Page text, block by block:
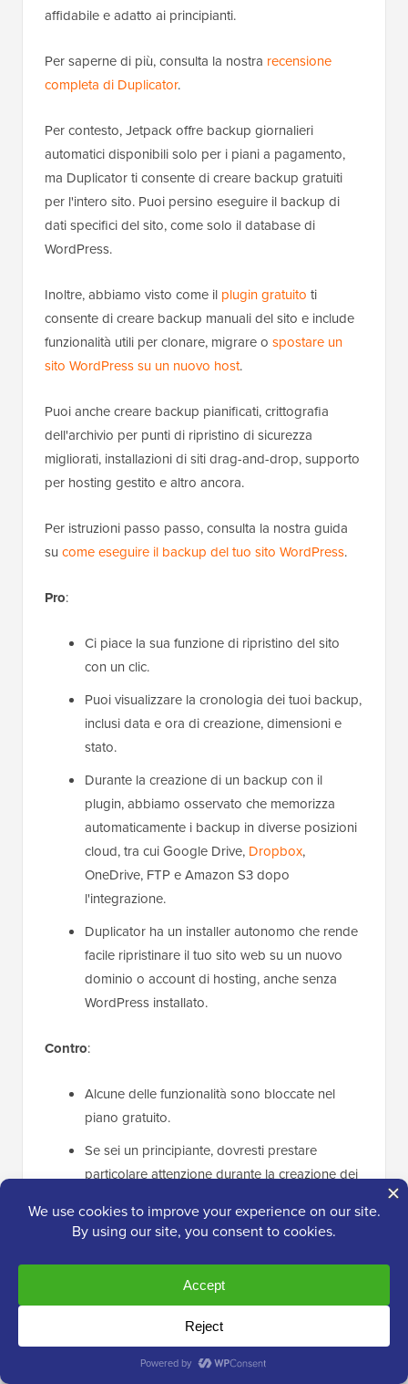
affidabile e adatto ai principianti.
Per saperne di più, consulta la nostra recensione
completa di Duplicator.
Per contesto, Jetpack offre backup giornalieri
automatici disponibili solo per i piani a pagamento,
ma Duplicator ti consente di creare backup gratuiti
per l'intero sito. Puoi persino eseguire il backup di
dati specifici del sito, come solo il database di
WordPress.
Inoltre, abbiamo visto come il plugin gratuito ti
consente di creare backup manuali del sito e include
funzionalità utili per clonare, migrare o spostare un
sito WordPress su un nuovo host.
Puoi anche creare backup pianificati, crittografia
dell'archivio per punti di ripristino di sicurezza
migliorati, installazioni di siti drag-and-drop, supporto
per hosting gestito e altro ancora.
Per istruzioni passo passo, consulta la nostra guida
su come eseguire il backup del tuo sito WordPress.
Pro:
Ci piace la sua funzione di ripristino del sito
con un clic.
Puoi visualizzare la cronologia dei tuoi backup,
inclusi data e ora di creazione, dimensioni e
stato.
Durante la creazione di un backup con il
plugin, abbiamo osservato che memorizza
automaticamente i backup in diverse posizioni
cloud, tra cui Google Drive, Dropbox,
OneDrive, FTP e Amazon S3 dopo
l'integrazione.
Duplicator ha un installer autonomo che rende
facile ripristinare il tuo sito web su un nuovo
dominio o account di hosting, anche senza
WordPress installato.
Contro:
Alcune delle funzionalità sono bloccate nel
piano gratuito.
Se sei un principiante, dovresti prestare
particolare attenzione durante la creazione dei
Perché raccomandiamo Duplicator: Se vuoi creare e
archiviare backup con pochi clic, allora Duplicator è la
migliore alternativa a Jetpack per te.